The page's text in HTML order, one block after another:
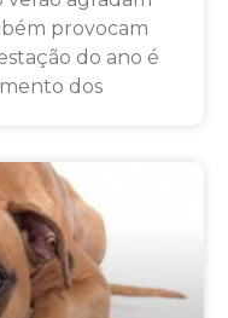
provocam
do ano é
dos